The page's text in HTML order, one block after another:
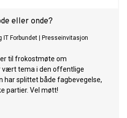
eller onde?
IT Forbundet Presseinvitasjon
til frokostmøte om
vært tema i den offentlige
har splittet både fagbevegelse,
partier. Vel møtt!